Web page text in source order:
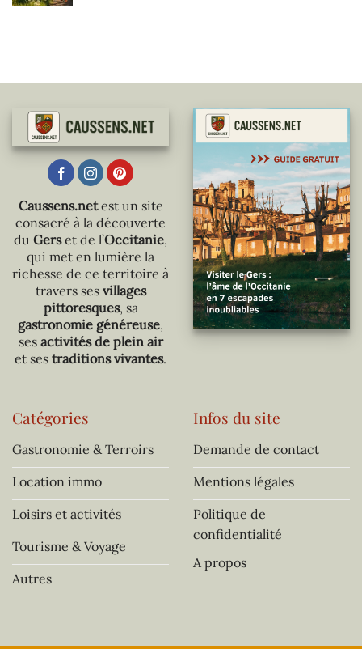
Caussens.netest un site
consacré à la découverte
du Gerset de l’Occitanie,
qui met en lumière la
richesse de ce territoire à
travers ses villages
pittoresques, sa
gastronomie généreuse,
ses activités de plein air
et ses traditions vivantes.
Catégories
Gastronomie & Terroirs
Location immo
Loisirs et activités
Tourisme & Voyage
Autres
Infos du site
Demande de contact
Mentions légales
Politique de
confidentialité
A propos